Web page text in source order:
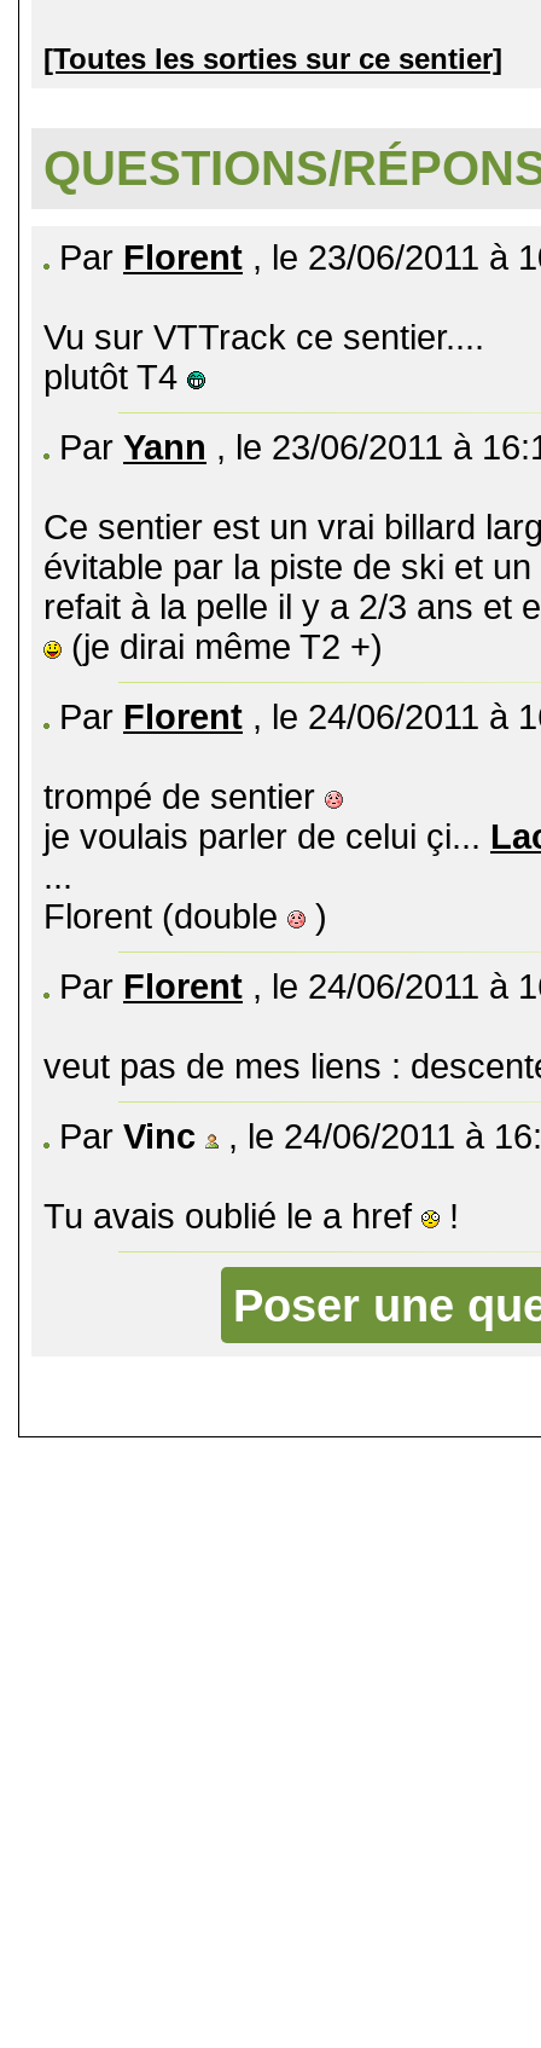
[Toutes les sorties sur ce sentier]
QUESTIONS/
Par Florent , le 23/06/2011 à
Vu sur VTTrack ce sentier....
plutôt T4
Par Yann , le 23/06/2011 à
Ce sentier est un vrai billard
évitable par la piste de ski et
refait à la pelle il y a 2/3 ans et
(je dirai même T2 +)
Par Florent , le 24/06/2011 à
trompé de sentier
je voulais parler de celui çi...
...
Florent (double
)
Par Florent , le 24/06/2011 à
veut pas de mes liens :
Par Vinc , le 24/06/2011 à
Tu avais oublié le a href !
Poser une